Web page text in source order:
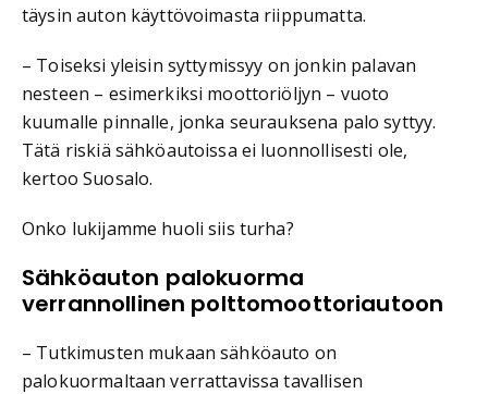
täysin auton käyttövoimasta riippumatta.
– Toiseksi yleisin syttymissyy on jonkin palavan
nesteen – esimerkiksi moottoriöljyn – vuoto
kuumalle pinnalle, jonka seurauksena palo syttyy.
Tätä riskiä sähköautoissa ei luonnollisesti ole,
kertoo Suosalo.
Onko lukijamme huoli siis turha?
Sähköauton palokuorma
verrannollinen polttomoottoriautoon
– Tutkimusten mukaan sähköauto on
palokuormaltaan verrattavissa tavallisen